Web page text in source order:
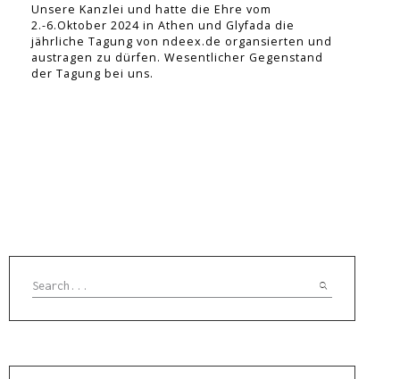
Unsere Kanzlei und hatte die Ehre vom
2.-6.Oktober 2024 in Athen und Glyfada die
jährliche Tagung von ndeex.de organsierten und
austragen zu dürfen. Wesentlicher Gegenstand
der Tagung bei uns.